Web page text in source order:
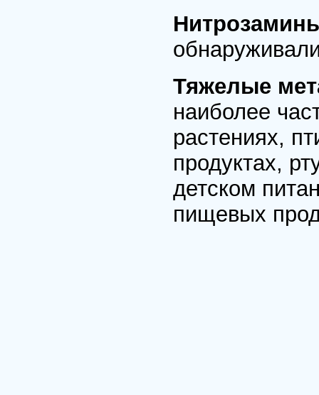
Тяжелые
наиболее
растениях,
продуктах,
детском
пищевых